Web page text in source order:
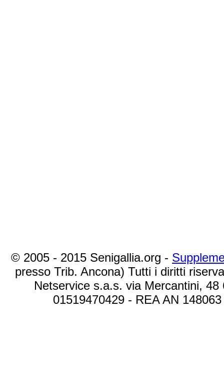
© 2005 - 2015 Senigallia.org -
presso Trib. Ancona) Tutti i diritti
Netservice s.a.s. via Mercantini,
01519470429 - REA AN